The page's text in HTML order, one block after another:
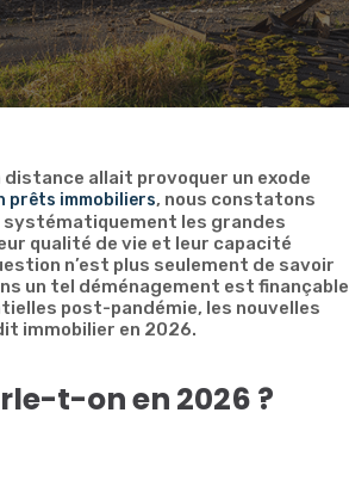
allait provoquer un exode
prêts immobiliers, nous constatons
systématiquement les grandes
qualité de vie et leur capacité
n’est plus seulement de savoir
un tel déménagement est finançable
post-pandémie, les nouvelles
immobilier en 2026.
t-on en 2026 ?